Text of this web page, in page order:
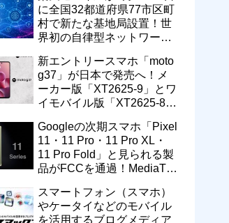
に全国32都道府県77市区町
村で新たな基地局設置！世
界初の自律型ネットワーク
通信品質も改善
新エントリースマホ「moto
g37」が日本で発売へ！メ
ーカー版「XT2625-9」とワ
イモバイル版「XT2625-8」
Googleの次期スマホ「Pixel
11・11 Pro・11 Pro XL・
11 Pro Fold」と見られる製
品がFCCを通過！MediaTek
スマートフォン（スマホ）
やケータイなどのモバイル
を活用するブログメディア